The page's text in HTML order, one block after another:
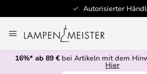
Autorisierter
Inhalt
springen
16%* ab 89 € bei Artikeln mit dem
Hier